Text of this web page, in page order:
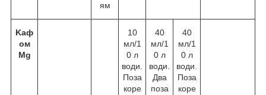
ям
Kаф
ом
Mg
10
мл/1
0 л
води.
Поза
коре
40
мл/1
0 л
води.
Два
поза
40
мл/1
0 л
води.
Поза
коре